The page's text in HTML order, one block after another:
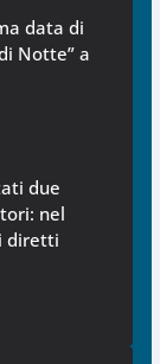
data di
Notte” a
due
nel
diretti